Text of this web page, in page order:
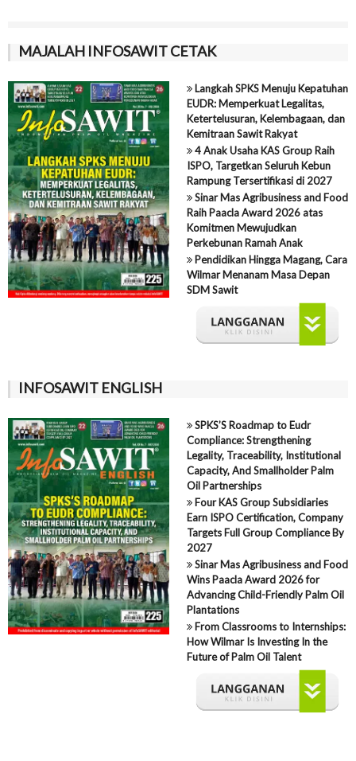
MAJALAH INFOSAWIT CETAK
Langkah SPKS Menuju Kepatuhan
EUDR: Memperkuat Legalitas,
Ketertelusuran, Kelembagaan, dan
Kemitraan Sawit Rakyat
4 Anak Usaha KAS Group Raih
ISPO, Targetkan Seluruh Kebun
Rampung Tersertifikasi di 2027
Sinar Mas Agribusiness and Food
Raih Paacla Award 2026 atas
Komitmen Mewujudkan
Perkebunan Ramah Anak
Pendidikan Hingga Magang, Cara
Wilmar Menanam Masa Depan
SDM Sawit
INFOSAWIT ENGLISH
SPKS’S Roadmap to Eudr
Compliance: Strengthening
Legality, Traceability, Institutional
Capacity, And Smallholder Palm
Oil Partnerships
Four KAS Group Subsidiaries
Earn ISPO Certification, Company
Targets Full Group Compliance By
2027
Sinar Mas Agribusiness and Food
Wins Paacla Award 2026 for
Advancing Child-Friendly Palm Oil
Plantations
From Classrooms to Internships:
How Wilmar Is Investing In the
Future of Palm Oil Talent